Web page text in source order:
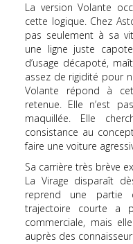
La version Volante
cette logique. Chez
pas seulement à sa
une ligne juste
d’usage décapoté,
assez de rigidité pour
Volante répond à
retenue. Elle n’est
maquillée. Elle
consistance au
faire une voiture
Sa carrière très brève
La Virage disparaît
reprend une partie
trajectoire courte a
commerciale, mais
auprès des